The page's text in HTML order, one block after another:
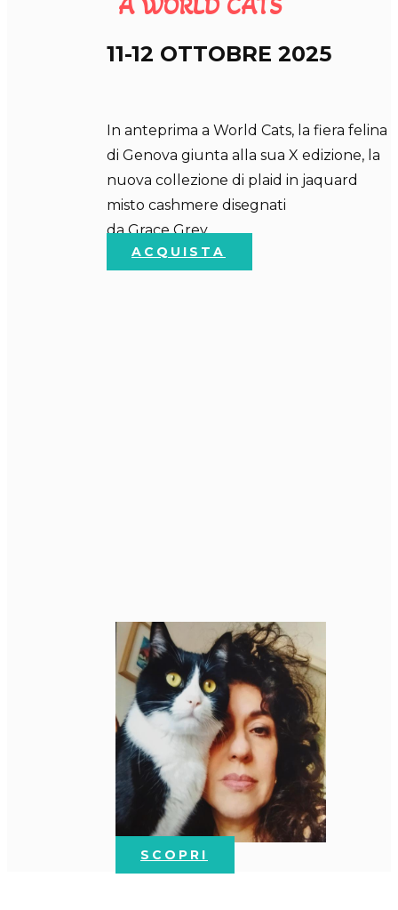
A WORLD CA​TS
11-12 OTTOBRE 2025
In anteprima a World Cats, la fiera felina
di Genova giunta alla sua X edizione, la
nuova collezione di plaid in jaquard
misto cashmere disegnati
da Grace Grey .
ACQUISTA
SCOPRI